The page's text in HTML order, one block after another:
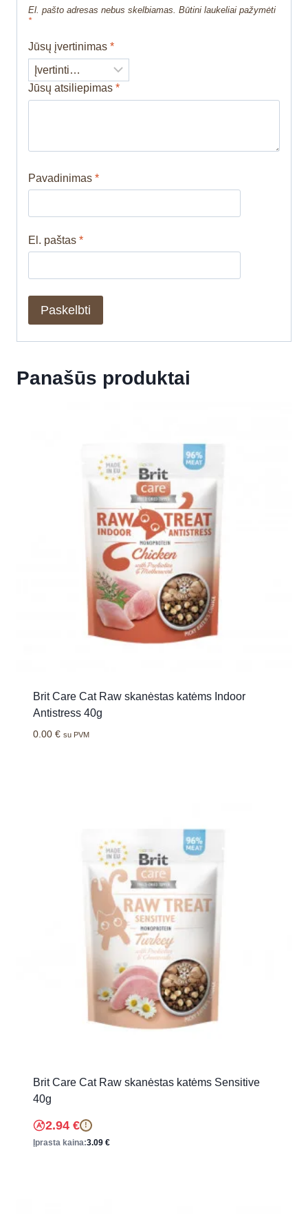
El. pašto adresas nebus skelbiamas. Būtini laukeliai pažymėti
*
Jūsų įvertinimas *
Jūsų atsiliepimas *
Pavadinimas *
El. paštas *
Panašūs produktai
Brit Care Cat Raw skanėstas katėms Indoor
Antistress 40g
0.00 € su PVM
Brit Care Cat Raw skanėstas katėms Sensitive
40g
2.94 € !
Įprasta kaina:3.09 €